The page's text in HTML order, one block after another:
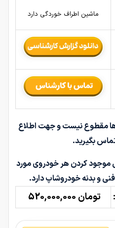
ماشین اطراف خوردگی دارد
مقطوع نیست و جهت اطلاع
بگیرید.
موجود کردن هر خودروی مورد
و بدنه خودروشاپ دارد.
: تومان 520,000,000